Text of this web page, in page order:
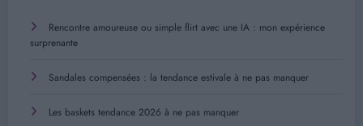
Rencontre amoureuse ou simple flirt avec une IA : mon expérience
surprenante
Sandales compensées : la tendance estivale à ne pas manquer
Les baskets tendance 2026 à ne pas manquer